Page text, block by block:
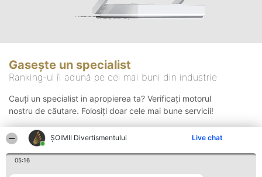
ŞOIMII Divertismentului Live chat
05:16
Gasește un specialist
Ranking-ul îi adună pe cei mai buni din industrie
Cauți un specialist in apropierea ta? Verificați motorul
nostru de căutare. Folosiți doar cele mai bune servicii!